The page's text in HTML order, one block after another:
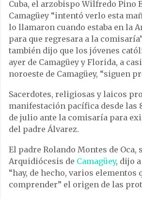
Cuba, el arzobispo Wilfredo Pino
Camagüey “intentó verlo esta
lo llamaron cuando estaba en la
para que regresara a la
también dijo que los jóvenes
ayer de Camagüey y Florida, a
noroeste de Camagüey, “siguen
Sacerdotes, religiosas y laicos
manifestación pacífica desde las
de julio ante la comisaría para
del padre Álvarez.
El padre Rolando Montes de Oca,
Arquidiócesis de Camagüey, dijo
“hay, de hecho, varios elementos
comprender” el origen de las